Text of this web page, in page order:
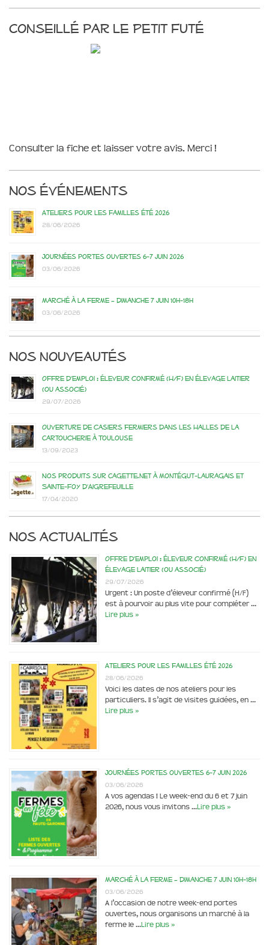
Conseillé par le Petit Futé
Consulter la fiche et laisser votre avis. Merci !
Nos événements
Ateliers pour les familles été 2026
28/06/2026
Journées portes ouvertes 6-7 juin 2026
03/06/2026
Marché à la ferme – dimanche 7 juin 10h-18h
03/06/2026
Nos nouveautés
Offre d’emploi : éleveur confirmé (H/F) en élevage laitier
(ou associé)
29/07/2026
Ouverture de casiers fermiers dans les Halles de la
Cartoucherie à Toulouse
13/09/2023
Nos produits sur Cagette.net à Montégut-Lauragais et
Sainte-Foy d’Aigrefeuille
17/04/2020
Nos actualités
Offre d’emploi : éleveur confirmé (H/F) en
élevage laitier (ou associé)
29/07/2026
Urgent : Un poste d’éleveur confirmé (H/F)
est à pourvoir au plus vite pour compléter …
Lire plus »
Ateliers pour les familles été 2026
28/06/2026
Voici les dates de nos ateliers pour les
particuliers. Il s’agit de visites guidées, en …
Lire plus »
Journées portes ouvertes 6-7 juin 2026
03/06/2026
A vos agendas ! Le week-end du 6 et 7 juin
2026, nous vous invitons …Lire plus »
Marché à la ferme – dimanche 7 juin 10h-18h
03/06/2026
A l’occasion de notre week-end portes
ouvertes, nous organisons un marché à la
ferme le …Lire plus »